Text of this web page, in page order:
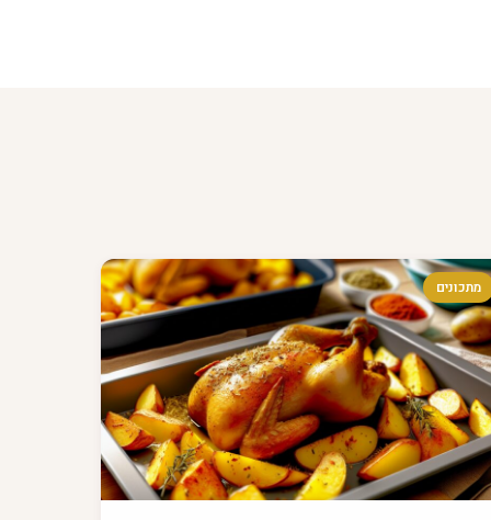
מתכונים